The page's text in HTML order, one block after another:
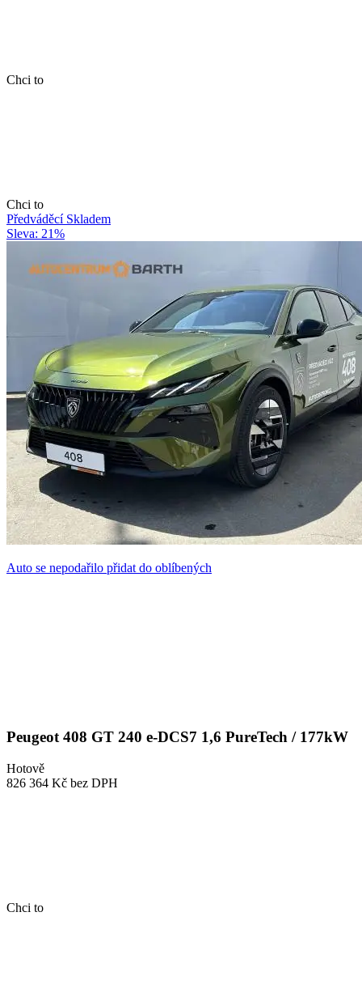
Chci to
Chci to
Předváděcí Skladem
Sleva: 21%
Auto se nepodařilo přidat do oblíbených
Peugeot 408 GT 240 e-DCS7 1,6 PureTech / 177kW
Hotově
826 364 Kč bez DPH
Chci to